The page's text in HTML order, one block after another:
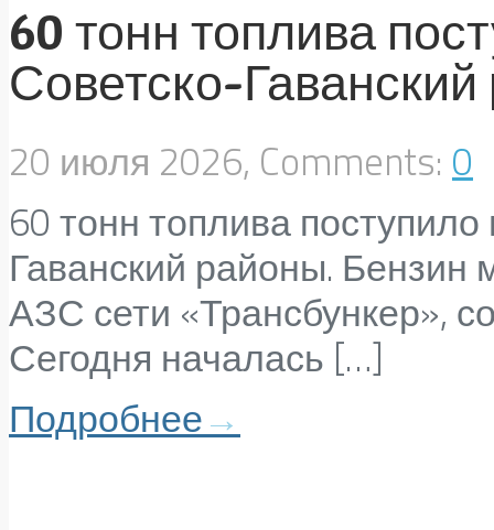
60 тонн топлива
Советско-
20 июля 2026, Comments: 0
60 тонн топлива
Гаванский районы.
АЗС сети «Трансбункер»,
Сегодня началась […]
Подробнее→